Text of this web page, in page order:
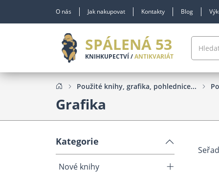
O nás Jak nakupovat Kontakty Blog
SPÁLENÁ 53
KNIHKUPECTVÍ /ANTIKVARIÁT
Použité knihy, grafika, pohlednice...
Grafika
Kategorie
Nové knihy